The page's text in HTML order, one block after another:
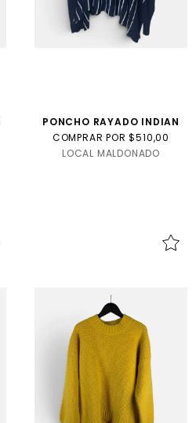
PONCHO RAYADO INDIAN
COMPRAR POR $510,00
LOCAL MALDONADO